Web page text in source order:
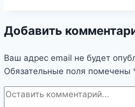
Добавить
Ваш адрес email не будет
Обязательные поля помечены